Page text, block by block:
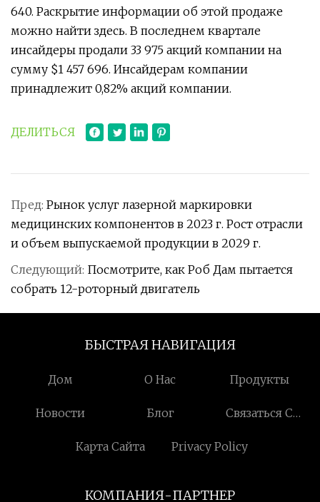
640. Раскрытие информации об этой продаже
можно найти здесь. В последнем квартале
инсайдеры продали 33 975 акций компании на
сумму $1 457 696. Инсайдерам компании
принадлежит 0,82% акций компании.
ДЕЛИТЬСЯ
Пред: Рынок услуг лазерной маркировки
медицинских компонентов в 2023 г. Рост отрасли
и объем выпускаемой продукции в 2029 г.
Следующий: Посмотрите, как Роб Дам пытается
собрать 12-роторный двигатель
БЫСТРАЯ НАВИГАЦИЯ
Дом О Нас Продукты
Новости Блог
Связаться С
Карта Сайта
Privacy Policy
КОМПАНИЯ-ПАРТНЕР